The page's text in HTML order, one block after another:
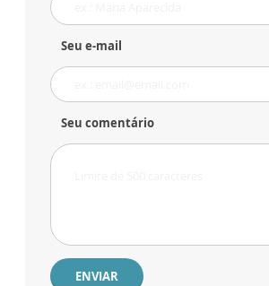
Seu e-mail
Seu comentário
ENVIAR